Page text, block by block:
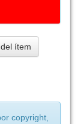
ítem
copyright,